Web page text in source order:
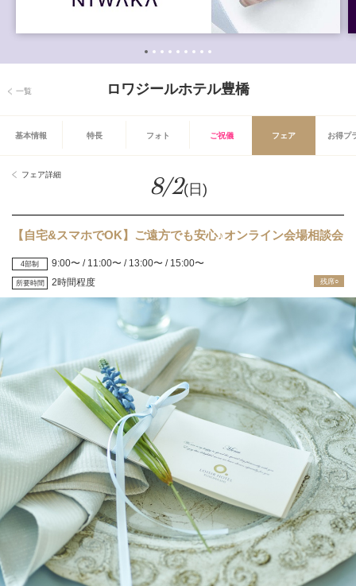
一覧 ロワジールホテル豊橋
基本情報 特長 フォト ご祝儀 フェア お得プ
フェア詳細 8/2(日)
【自宅&スマホでOK】ご遠方でも安心♪オンライン会場相談会
4部制 9:00〜 / 11:00〜 / 13:00〜 / 15:00〜
所要時間 2時間程度 残席○